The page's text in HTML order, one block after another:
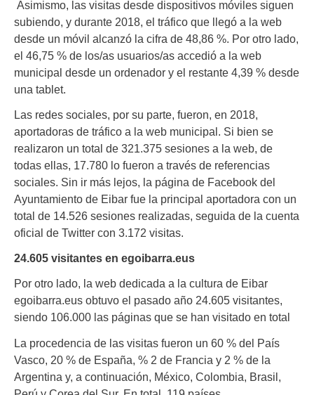
Asimismo, las visitas desde dispositivos móviles siguen
subiendo, y durante 2018, el tráfico que llegó a la web
desde un móvil alcanzó la cifra de 48,86 %. Por otro lado,
el 46,75 % de los/as usuarios/as accedió a la web
municipal desde un ordenador y el restante 4,39 % desde
una tablet.
Las redes sociales, por su parte, fueron, en 2018,
aportadoras de tráfico a la web municipal. Si bien se
realizaron un total de 321.375 sesiones a la web, de
todas ellas, 17.780 lo fueron a través de referencias
sociales. Sin ir más lejos, la página de Facebook del
Ayuntamiento de Eibar fue la principal aportadora con un
total de 14.526 sesiones realizadas, seguida de la cuenta
oficial de Twitter con 3.172 visitas.
24.605 visitantes en egoibarra.eus
Por otro lado, la web dedicada a la cultura de Eibar
egoibarra.eus obtuvo el pasado año 24.605 visitantes,
siendo 106.000 las páginas que se han visitado en total
La procedencia de las visitas fueron un 60 % del País
Vasco, 20 % de España, % 2 de Francia y 2 % de la
Argentina y, a continuación, México, Colombia, Brasil,